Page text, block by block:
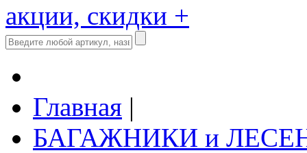
акции, скидки +
Главная |
БАГАЖНИКИ и